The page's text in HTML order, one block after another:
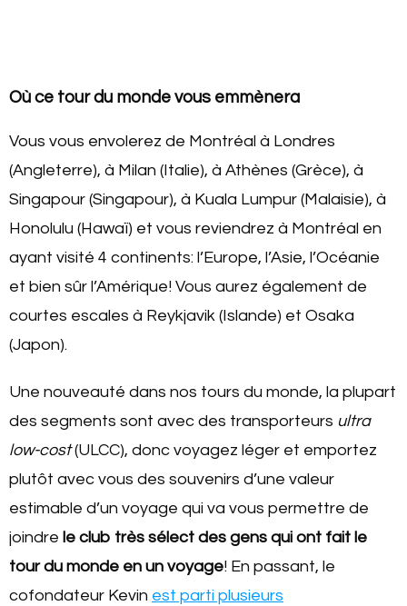
Où ce tour du monde vous emmènera
Vous vous envolerez de Montréal à Londres
(Angleterre), à Milan (Italie), à Athènes (Grèce), à
Singapour (Singapour), à Kuala Lumpur (Malaisie), à
Honolulu (Hawaï) et vous reviendrez à Montréal en
ayant visité 4 continents: l’Europe, l’Asie, l’Océanie
et bien sûr l’Amérique! Vous aurez également de
courtes escales à Reykjavik (Islande) et Osaka
(Japon).
Une nouveauté dans nos tours du monde, la plupart
des segments sont avec des transporteurs ultra
low-cost(ULCC), donc voyagez léger et emportez
plutôt avec vous des souvenirs d’une valeur
estimable d’un voyage qui va vous permettre de
joindre le club très sélect des gens qui ont fait le
tour du monde en un voyage! En passant, le
cofondateur Kevin est parti plusieurs